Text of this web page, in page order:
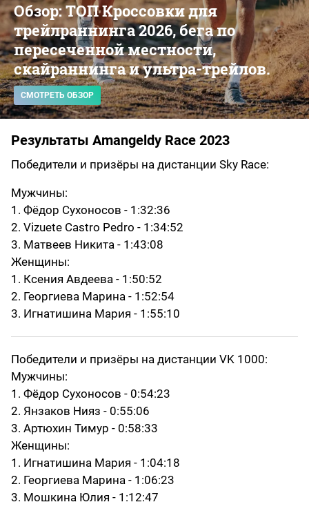
Обзор: ТОП Кроссовки для
трейлраннинга 2026, бега по
пересеченной местности,
скайраннинга и ультра-трейлов.
СМОТРЕТЬ ОБЗОР
Результаты Amangeldy Race 2023
Победители и призёры на дистанции Sky Race:
Мужчины:
1. Фёдор Сухоносов - 1:32:36
2. Vizuete Castro Pedro - 1:34:52
3. Матвеев Никита - 1:43:08
Женщины:
1. Ксения Авдеева - 1:50:52
2. Георгиева Марина - 1:52:54
3. Игнатишина Мария - 1:55:10
Победители и призёры на дистанции VK 1000:
Мужчины:
1. Фёдор Сухоносов - 0:54:23
2. Янзаков Нияз - 0:55:06
3. Артюхин Тимур - 0:58:33
Женщины:
1. Игнатишина Мария - 1:04:18
2. Георгиева Марина - 1:06:23
3. Мошкина Юлия - 1:12:47